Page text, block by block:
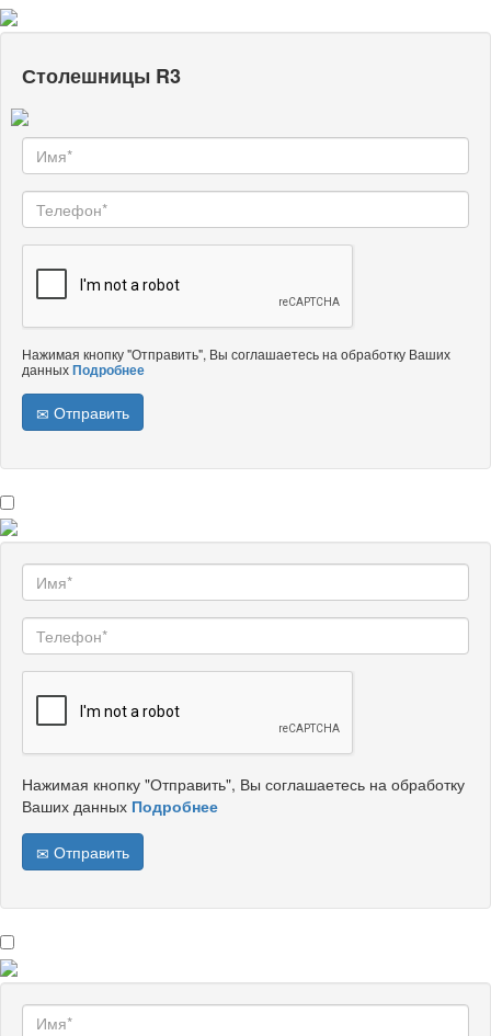
Столешницы R3
Нажимая кнопку "Отправить", Вы соглашаетесь на обработку Ваших
данныхПодробнее
Отправить
Нажимая кнопку "Отправить", Вы соглашаетесь на обработку
Ваших данных Подробнее
Отправить